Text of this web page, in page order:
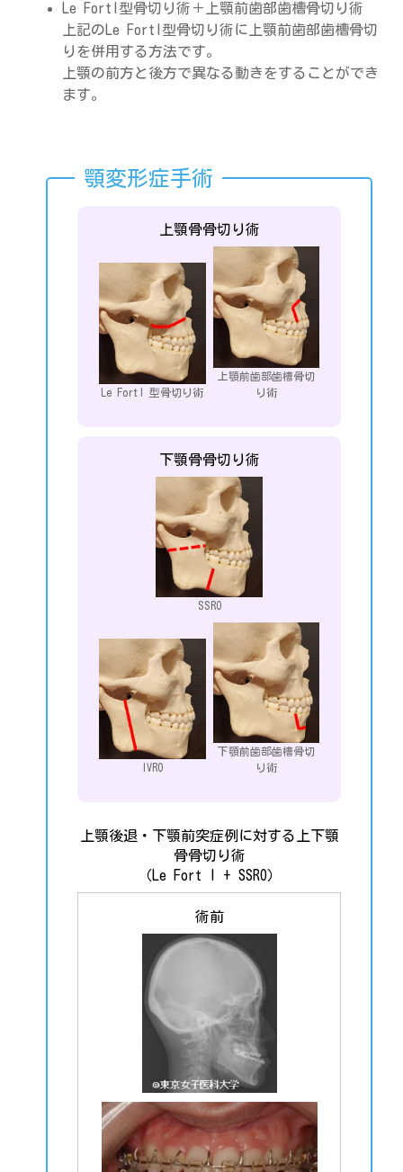
Le FortI型骨切り術＋上顎前歯部歯槽骨切り術
上記のLe FortI型骨切り術に上顎前歯部歯槽骨切
りを併用する方法です。
上顎の前方と後方で異なる動きをすることができ
ます。
上顎骨骨切り術
Le FortI 型骨切り術
上顎前歯部歯槽骨切
り術
下顎骨骨切り術
SSRO
IVRO
下顎前歯部歯槽骨切
り術
上顎後退・下顎前突症例に対する上下顎
骨骨切り術
（Le Fort I + SSRO）
術前